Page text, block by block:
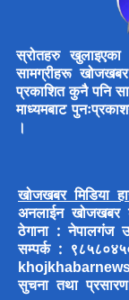
स्रोतहरु
सामग्रीहरू
प्रकाशित कुनै पनि
माध्यमबाट
।
खोजखबर मिडिया
अनलाईन
ठेगाना : नेपालगंज
सम्पर्क :
सुचना तथा